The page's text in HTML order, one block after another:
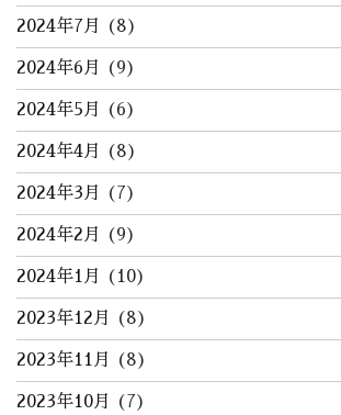
2024年7月 (8)
2024年6月 (9)
2024年5月 (6)
2024年4月 (8)
2024年3月 (7)
2024年2月 (9)
2024年1月 (10)
2023年12月 (8)
2023年11月 (8)
2023年10月 (7)